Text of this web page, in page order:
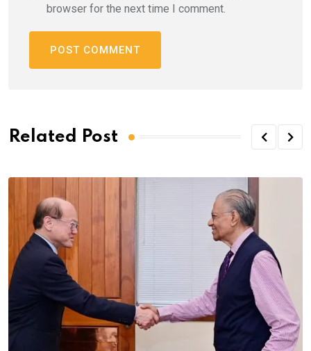
browser for the next time I comment.
Related Post